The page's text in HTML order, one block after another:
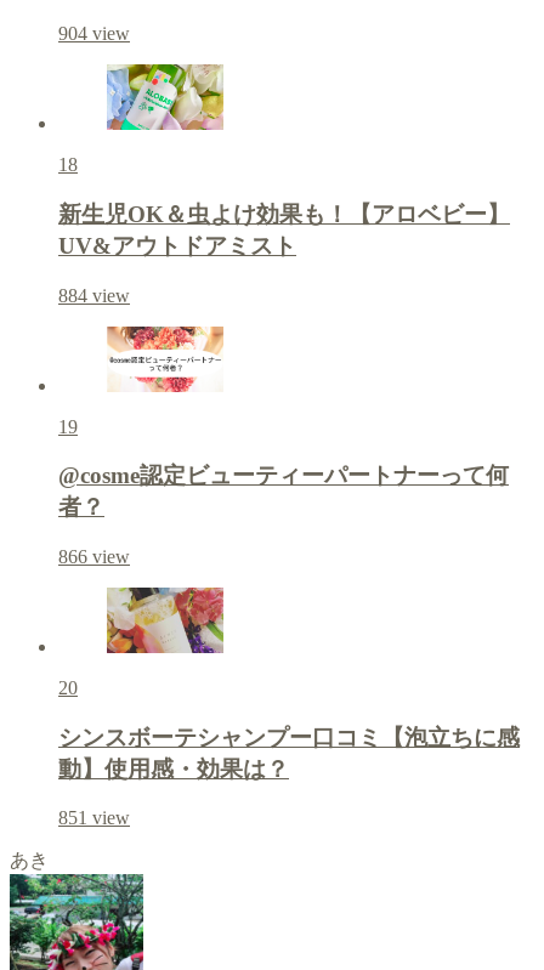
904 view
18
新生児OK＆虫よけ効果も！【アロベビー】
UV&アウトドアミスト
884 view
19
@cosme認定ビューティーパートナーって何
者？
866 view
20
シンスボーテシャンプー口コミ【泡立ちに感
動】使用感・効果は？
851 view
あき